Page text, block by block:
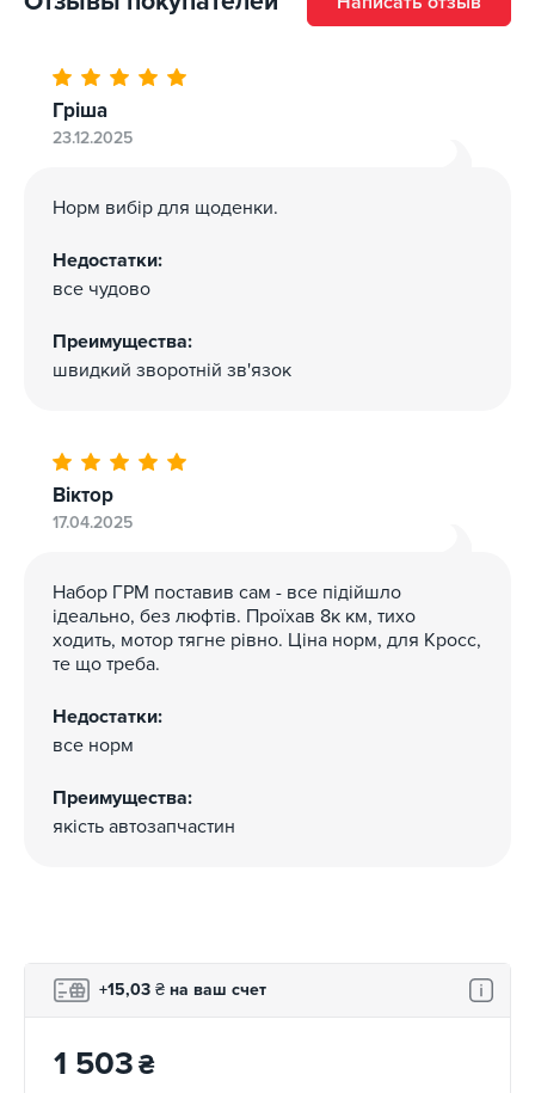
Гріша
23.12.2025
Норм вибір для щоденки.
Недостатки:
все чудово
Преимущества:
швидкий зворотній зв'язок
Віктор
17.04.2025
Набор ГРМ поставив сам - все підійшло
ідеально, без люфтів. Проїхав 8к км, тихо
ходить, мотор тягне рівно. Ціна норм, для Кросс,
те що треба.
Недостатки:
все норм
Преимущества:
якість автозапчастин
+15,03 ₴ на ваш счет
1 503₴